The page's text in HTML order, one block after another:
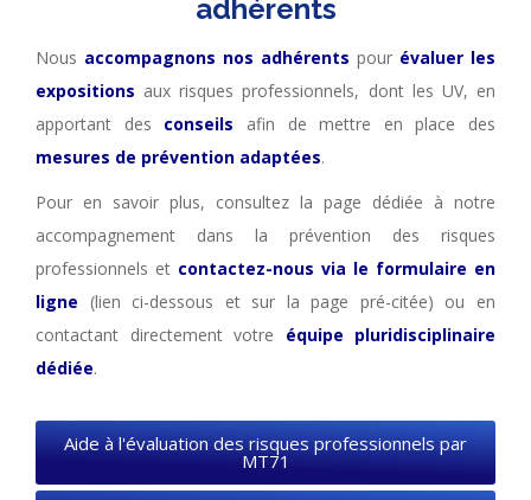
adhérents
Nous accompagnons nos adhérents pour évaluer les
expositions aux risques professionnels, dont les UV, en
apportant des conseils afin de mettre en place des
mesures de prévention adaptées.
Pour en savoir plus, consultez la page dédiée à notre
accompagnement dans la prévention des risques
professionnels et contactez-nous via le formulaire en
ligne (lien ci-dessous et sur la page pré-citée) ou en
contactant directement votre équipe pluridisciplinaire
dédiée.
Aide à l'évaluation des risques professionnels par
MT71